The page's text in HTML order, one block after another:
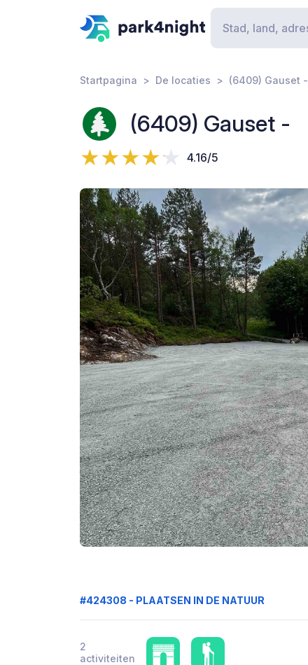
Startpagina De locaties (6409) Gauset -
(6409) Gauset -
4.16/5
#424308 - PLAATSEN IN DE NATUUR
2
activiteiten